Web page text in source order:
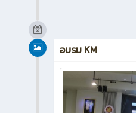
อบรม KM